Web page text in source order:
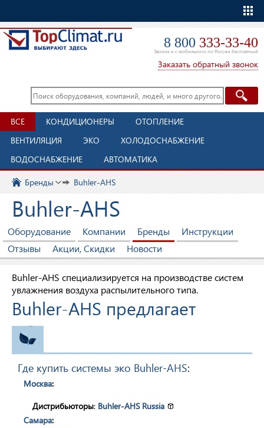
8 800 333-33-40
Звонок и с мобильного по России бесплатный
Заказать обратный звонок
ВСЕ КОНДИЦИОНЕРЫ
ОТОПЛЕНИЕ
ВЕНТИЛЯЦИЯ
ЭКО
ХОЛОДОСНАБЖЕНИЕ
ВОДОСНАБЖЕНИЕ
АВТОМАТИКА
Бренды Buhler-AHS
Buhler-AHS
Оборудование Компании Бренды
Инструкции
Отзывы
Акции, Скидки Новости
Buhler-AHS специализируется на производстве систем
увлажнения воздуха распылительного типа.
Buhler-AHS предлагает
Где купить системы эко Buhler-AHS:
Москва:
Дистрибьюторы: Buhler-AHS Russia
Самара: